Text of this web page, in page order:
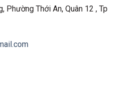
Phường Thới An, Quân 12 , Tp